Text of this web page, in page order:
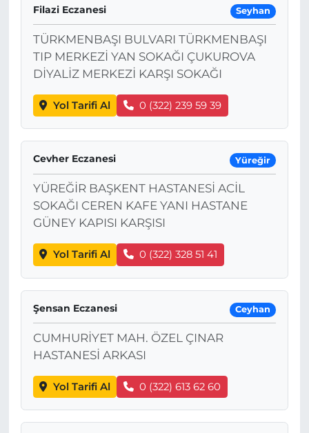
Filazi Eczanesi Seyhan
TÜRKMENBAŞI BULVARI TÜRKMENBAŞI
TIP MERKEZİ YAN SOKAĞI ÇUKUROVA
DİYALİZ MERKEZİ KARŞI SOKAĞI
Yol Tarifi Al 0 (322) 239 59 39
Cevher Eczanesi Yüreğir
YÜREĞİR BAŞKENT HASTANESİ ACİL
SOKAĞI CEREN KAFE YANI HASTANE
GÜNEY KAPISI KARŞISI
Yol Tarifi Al 0 (322) 328 51 41
Şensan Eczanesi Ceyhan
CUMHURİYET MAH. ÖZEL ÇINAR
HASTANESİ ARKASI
Yol Tarifi Al 0 (322) 613 62 60